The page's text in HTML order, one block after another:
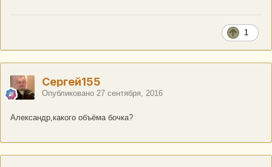
1
Сергей155
Опубликовано 27 сентября, 2016
Александр,какого объёма бочка?